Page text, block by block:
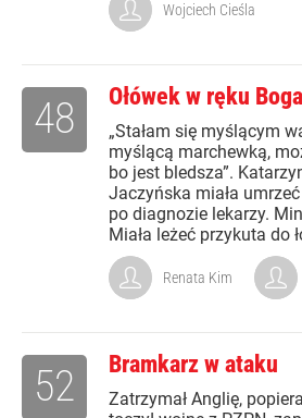
Wojciech Cieśla
Ołówek w ręku Boga
„Stałam się myślącym
myślącą marchewką,
bo jest bledsza”.
Jaczyńska miała
po diagnozie lekarzy.
Miała leżeć przykuta do
48
Renata Kim
Bramkarz w ataku
Zatrzymał Anglię,
52